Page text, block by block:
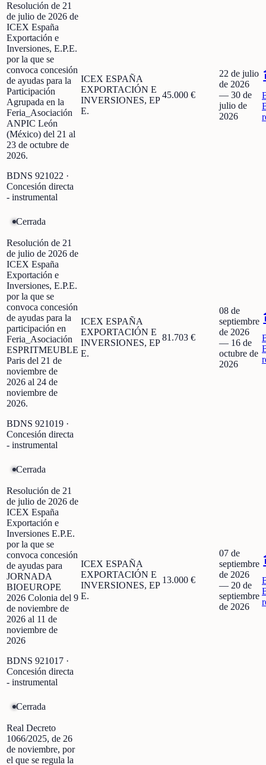
Resolución de 21
de julio de 2026 de
ICEX España
Exportación e
Inversiones, E.P.E.
por la que se
convoca concesión
de ayudas para la
Participación
Agrupada en la
Feria_Asociación
ANPIC León
(México) del 21 al
23 de octubre de
2026.
BDNS 921022 ·
Concesión directa
- instrumental
ICEX ESPAÑA
EXPORTACIÓN E
INVERSIONES, EP
E.
45.000 €
22 de julio
de 2026
— 30 de
julio de
2026
Cerrada
Resolución de 21
de julio de 2026 de
ICEX España
Exportación e
Inversiones, E.P.E.
por la que se
convoca concesión
de ayudas para la
participación en
Feria_Asociación
ESPRITMEUBLE
Paris del 21 de
noviembre de
2026 al 24 de
noviembre de
2026.
BDNS 921019 ·
Concesión directa
- instrumental
ICEX ESPAÑA
EXPORTACIÓN E
INVERSIONES, EP
E.
81.703 €
08 de
septiembre
de 2026
— 16 de
octubre de
2026
Cerrada
Resolución de 21
de julio de 2026 de
ICEX España
Exportación e
Inversiones E.P.E.
por la que se
convoca concesión
de ayudas para
JORNADA
BIOEUROPE
2026 Colonia del 9
de noviembre de
2026 al 11 de
noviembre de
2026
BDNS 921017 ·
Concesión directa
- instrumental
ICEX ESPAÑA
EXPORTACIÓN E
INVERSIONES, EP
E.
13.000 €
07 de
septiembre
de 2026
— 20 de
septiembre
de 2026
Cerrada
Real Decreto
1066/2025, de 26
de noviembre, por
el que se regula la